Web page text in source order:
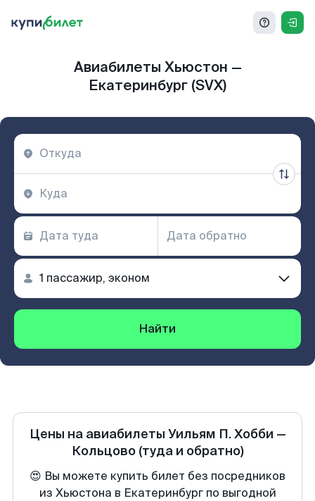
Авиабилеты Хьюстон —
Екатеринбург (SVX)
Найти
Цены на авиабилеты Уильям П. Хобби —
Кольцово (туда и обратно)
😍 Вы можете купить билет без посредников
из Хьюстона в Екатеринбург по выгодной